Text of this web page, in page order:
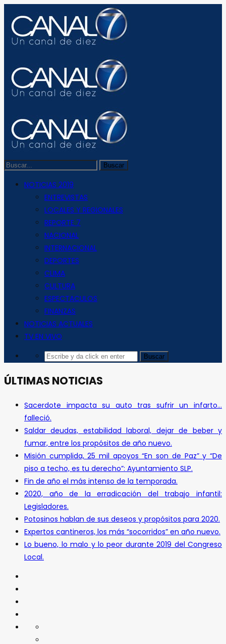
NOTICIAS 2019
ENTREVISTAS
LOCALES Y REGIONALES
REPORTE 7
NACIONAL
INTERNACIONAL
DEPORTES
CLIMA
CULTURA
ESPECTACULOS
FINANZAS
NOTICIAS ACTUALES
TV EN VIVO
ÚLTIMAS NOTICIAS
Sacerdote impacta su auto tras sufrir un infarto…
falleció.
Saldar deudas, estabilidad laboral, dejar de beber y
fumar, entre los propósitos de año nuevo.
Misión cumplida, 25 mil apoyos “En son de Paz” y “De
piso a techo, es tu derecho”: Ayuntamiento SLP.
Fin de año el más intenso de la temporada.
2020, año de la erradicación del trabajo infantil:
Legisladores.
Potosinos hablan de sus deseos y propósitos para 2020.
Expertos cantineros, los más “socorridos” en año nuevo.
Lo bueno, lo malo y lo peor durante 2019 del Congreso
Local.